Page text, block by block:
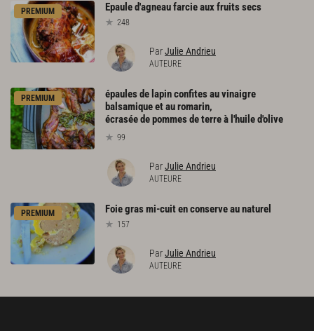
PREMIUM Epauled'agneaufarcieauxfruitssecs
248
ParJulie Andrieu
AUTEURE
PREMIUM
épaules de lapin confites au vinaigre
balsamique et au romarin,
écrasée de pommes de terre à l'huile d'olive
99
ParJulie Andrieu
AUTEURE
PREMIUM Foiegrasmi-cuitenconserveaunaturel
157
ParJulie Andrieu
AUTEURE